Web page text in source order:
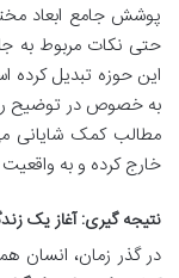
پوشش جامع ابعاد
حتی نکات مربوط به
این حوزه تبدیل کرده
به خصوص در توضیح
مطالب کمک شایانی
خارج کرده و به
نتیجه گیری: آغاز یک
در گذر زمان، انسان